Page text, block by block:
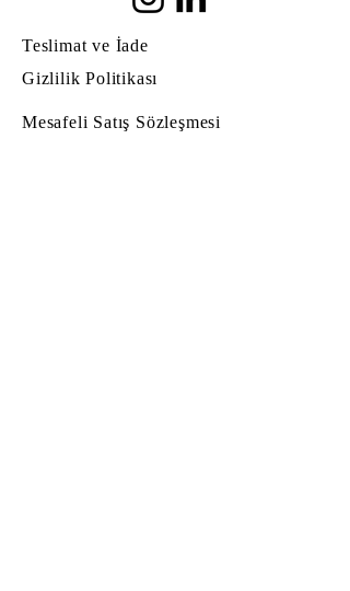
Teslimat ve İade
Gizlilik Politikası
Mesafeli Satış Sözleşmesi